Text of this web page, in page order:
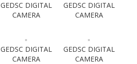
GEDSC DIGITAL
CAMERA
GEDSC DIGITAL
CAMERA
GEDSC DIGITAL
CAMERA
GEDSC DIGITAL
CAMERA